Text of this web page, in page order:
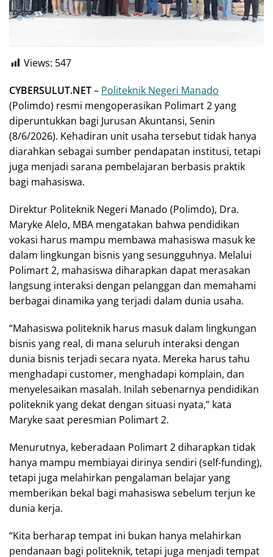
Views: 547
CYBERSULUT.NET– Politeknik Negeri Manado
(Polimdo) resmi mengoperasikan Polimart 2 yang
diperuntukkan bagi Jurusan Akuntansi, Senin
(8/6/2026). Kehadiran unit usaha tersebut tidak hanya
diarahkan sebagai sumber pendapatan institusi, tetapi
juga menjadi sarana pembelajaran berbasis praktik
bagi mahasiswa.
Direktur Politeknik Negeri Manado (Polimdo), Dra.
Maryke Alelo, MBA mengatakan bahwa pendidikan
vokasi harus mampu membawa mahasiswa masuk ke
dalam lingkungan bisnis yang sesungguhnya. Melalui
Polimart 2, mahasiswa diharapkan dapat merasakan
langsung interaksi dengan pelanggan dan memahami
berbagai dinamika yang terjadi dalam dunia usaha.
“Mahasiswa politeknik harus masuk dalam lingkungan
bisnis yang real, di mana seluruh interaksi dengan
dunia bisnis terjadi secara nyata. Mereka harus tahu
menghadapi customer, menghadapi komplain, dan
menyelesaikan masalah. Inilah sebenarnya pendidikan
politeknik yang dekat dengan situasi nyata,” kata
Maryke saat peresmian Polimart 2.
Menurutnya, keberadaan Polimart 2 diharapkan tidak
hanya mampu membiayai dirinya sendiri (self-funding),
tetapi juga melahirkan pengalaman belajar yang
memberikan bekal bagi mahasiswa sebelum terjun ke
dunia kerja.
“Kita berharap tempat ini bukan hanya melahirkan
pendanaan bagi politeknik, tetapi juga menjadi tempat